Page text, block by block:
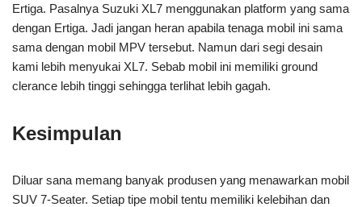
Ertiga. Pasalnya Suzuki XL7 menggunakan platform yang sama
dengan Ertiga. Jadi jangan heran apabila tenaga mobil ini sama
sama dengan mobil MPV tersebut. Namun dari segi desain
kami lebih menyukai XL7. Sebab mobil ini memiliki ground
clerance lebih tinggi sehingga terlihat lebih gagah.
Kesimpulan
Diluar sana memang banyak produsen yang menawarkan mobil
SUV 7-Seater. Setiap tipe mobil tentu memiliki kelebihan dan